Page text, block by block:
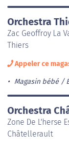
Orchestra
Zac Geoffroy La
Thiers
Appeler ce
Magasin bébé /
Orchestra
Zone De L'herse
Châtellerault